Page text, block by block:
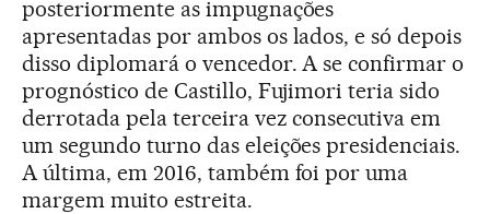
posteriormente as impugnações
apresentadas por ambos os lados, e só depois
disso diplomará o vencedor. A se confirmar o
prognóstico de Castillo, Fujimori teria sido
derrotada pela terceira vez consecutiva em
um segundo turno das eleições presidenciais.
A última, em 2016, também foi por uma
margem muito estreita.